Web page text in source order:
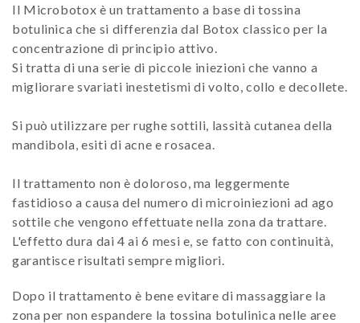
Il Microbotox è un trattamento a base di tossina
botulinica che si differenzia dal Botox classico per la
concentrazione di principio attivo.
Si tratta di una serie di piccole iniezioni che vanno a
migliorare svariati inestetismi di volto, collo e decollete.
Si può utilizzare per rughe sottili, lassità cutanea della
mandibola, esiti di acne e rosacea.
Il trattamento non è doloroso, ma leggermente
fastidioso a causa del numero di microiniezioni ad ago
sottile che vengono effettuate nella zona da trattare.
L'effetto dura dai 4 ai 6 mesi e, se fatto con continuità,
garantisce risultati sempre migliori.
Dopo il trattamento è bene evitare di massaggiare la
zona per non espandere la tossina botulinica nelle aree